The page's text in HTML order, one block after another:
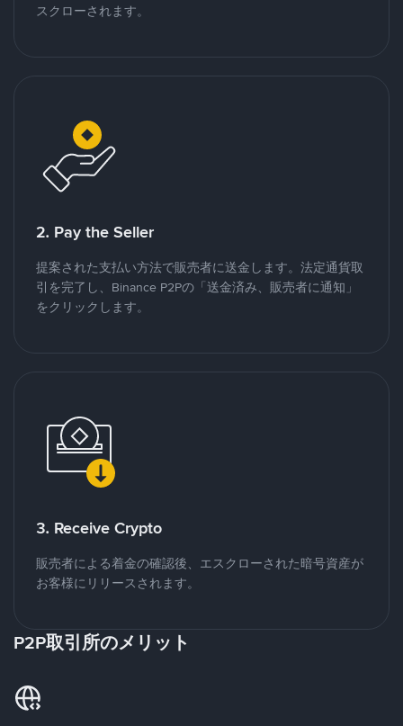
スクローされます。
2. Pay the Seller
提案された支払い方法で販売者に送金します。法定通貨取
引を完了し、Binance P2Pの「送金済み、販売者に通知」
をクリックします。
3. Receive Crypto
販売者による着金の確認後、エスクローされた暗号資産が
お客様にリリースされます。
P2P取引所のメリット